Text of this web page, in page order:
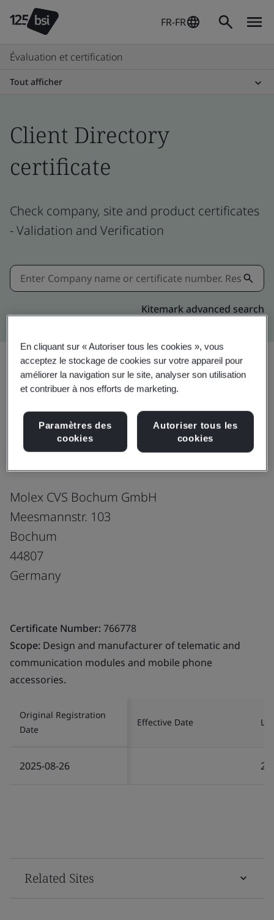
FR-FR
Évaluation et certification
Tout afficher
Client Directory
certificate
Check company, site and product certificates
- Validation and Verification
Kitemark advanced search
Partager:
IATF 16949:2016
Molex CVS Bochum GmbH
Meesmannstr. 103
Bochum
44807
Germany
Certificate Number:766778
Scope: Design and manufacturer of telematic and
communication modules and mobile phone
accessories.
Original Registration
Date
Effective Date
2025-08-26
Related Sites
En cliquant sur « Autoriser tous les cookies », vous
acceptez le stockage de cookies sur votre appareil pour
améliorer la navigation sur le site, analyser son utilisation
et contribuer à nos efforts de marketing.
Paramètres des
cookies
Autoriser tous les
cookies